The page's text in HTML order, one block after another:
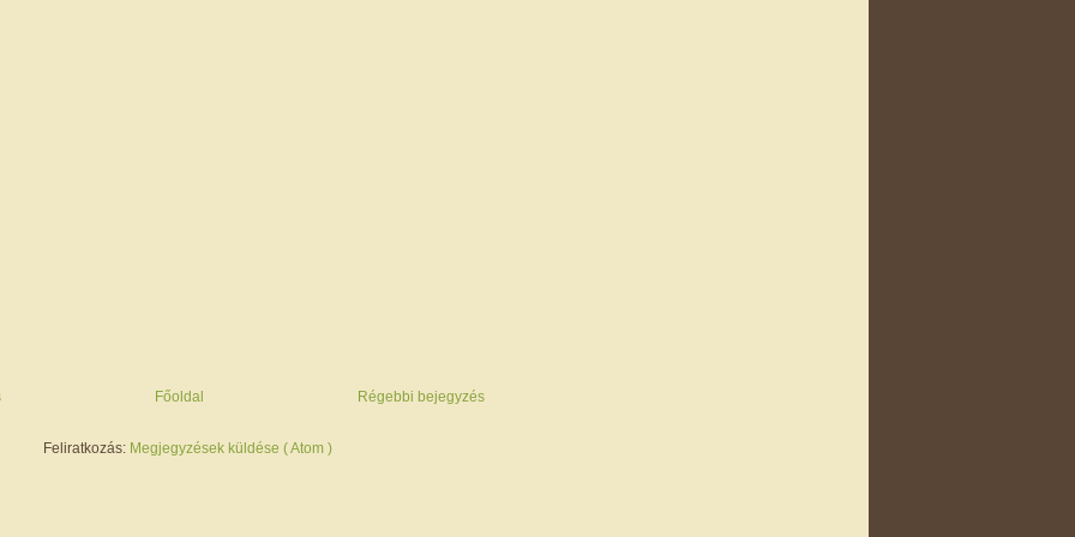
Régebbi bejegyzés
Főoldal
Feliratkozás: Megjegyzések küldése ( Atom )